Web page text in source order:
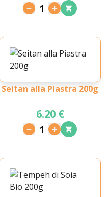
1
Seitan alla Piastra 200g
6.20 €
1